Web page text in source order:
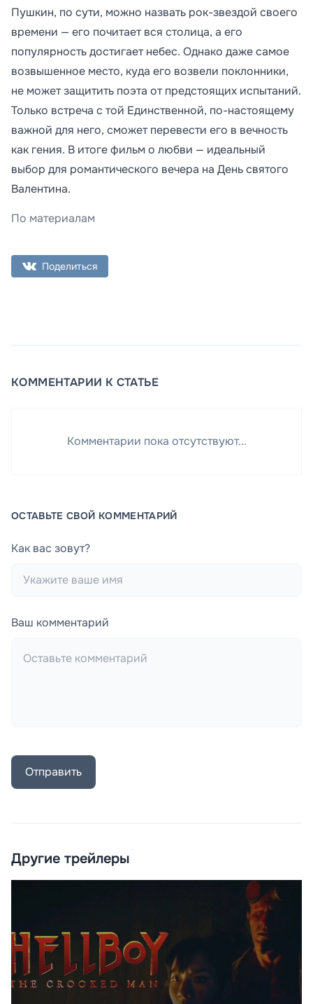
Пушкин, по сути, можно назвать рок-звездой своего
времени — его почитает вся столица, а его
популярность достигает небес. Однако даже самое
возвышенное место, куда его возвели поклонники,
не может защитить поэта от предстоящих испытаний.
Только встреча с той Единственной, по-настоящему
важной для него, сможет перевести его в вечность
как гения. В итоге фильм о любви — идеальный
выбор для романтического вечера на День святого
Валентина.
По материалам
Поделиться
КОММЕНТАРИИ К СТАТЬЕ
Комментарии пока отсутствуют...
ОСТАВЬТЕ СВОЙ КОММЕНТАРИЙ
Как вас зовут?
Ваш комментарий
Отправить
Другие трейлеры